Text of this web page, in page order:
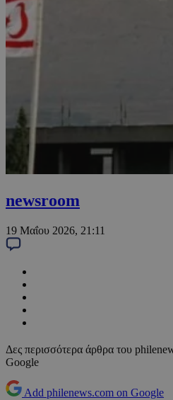
newsroom
19 Μαΐου 2026, 21:11
Δες περισσότερα άρθρα του
Google
Add philenews.com on Google